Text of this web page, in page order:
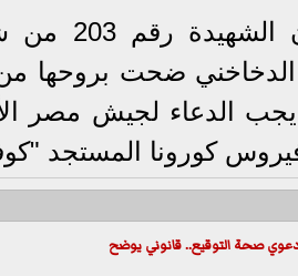
وأشار
الدخاخني ضحت بروحها
يجب الدعاء لجيش مصر
كورونا المستجد
صحة التوقيع.. قانوني يوضح